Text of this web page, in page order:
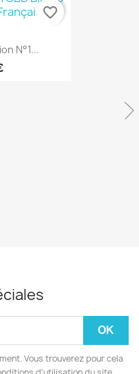
N°1...
favorite_border
Vous trouverez pour cela